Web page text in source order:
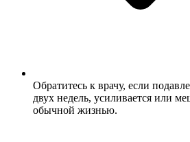
Обратитесь к врачу, если
двух недель, усиливается или
обычной жизнью.